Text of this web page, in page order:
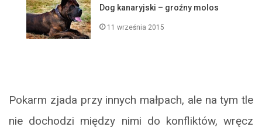
Dog kanaryjski – groźny molos
11 września 2015
Pokarm zjada przy innych małpach, ale na tym tle
nie dochodzi między nimi do konfliktów, wręcz